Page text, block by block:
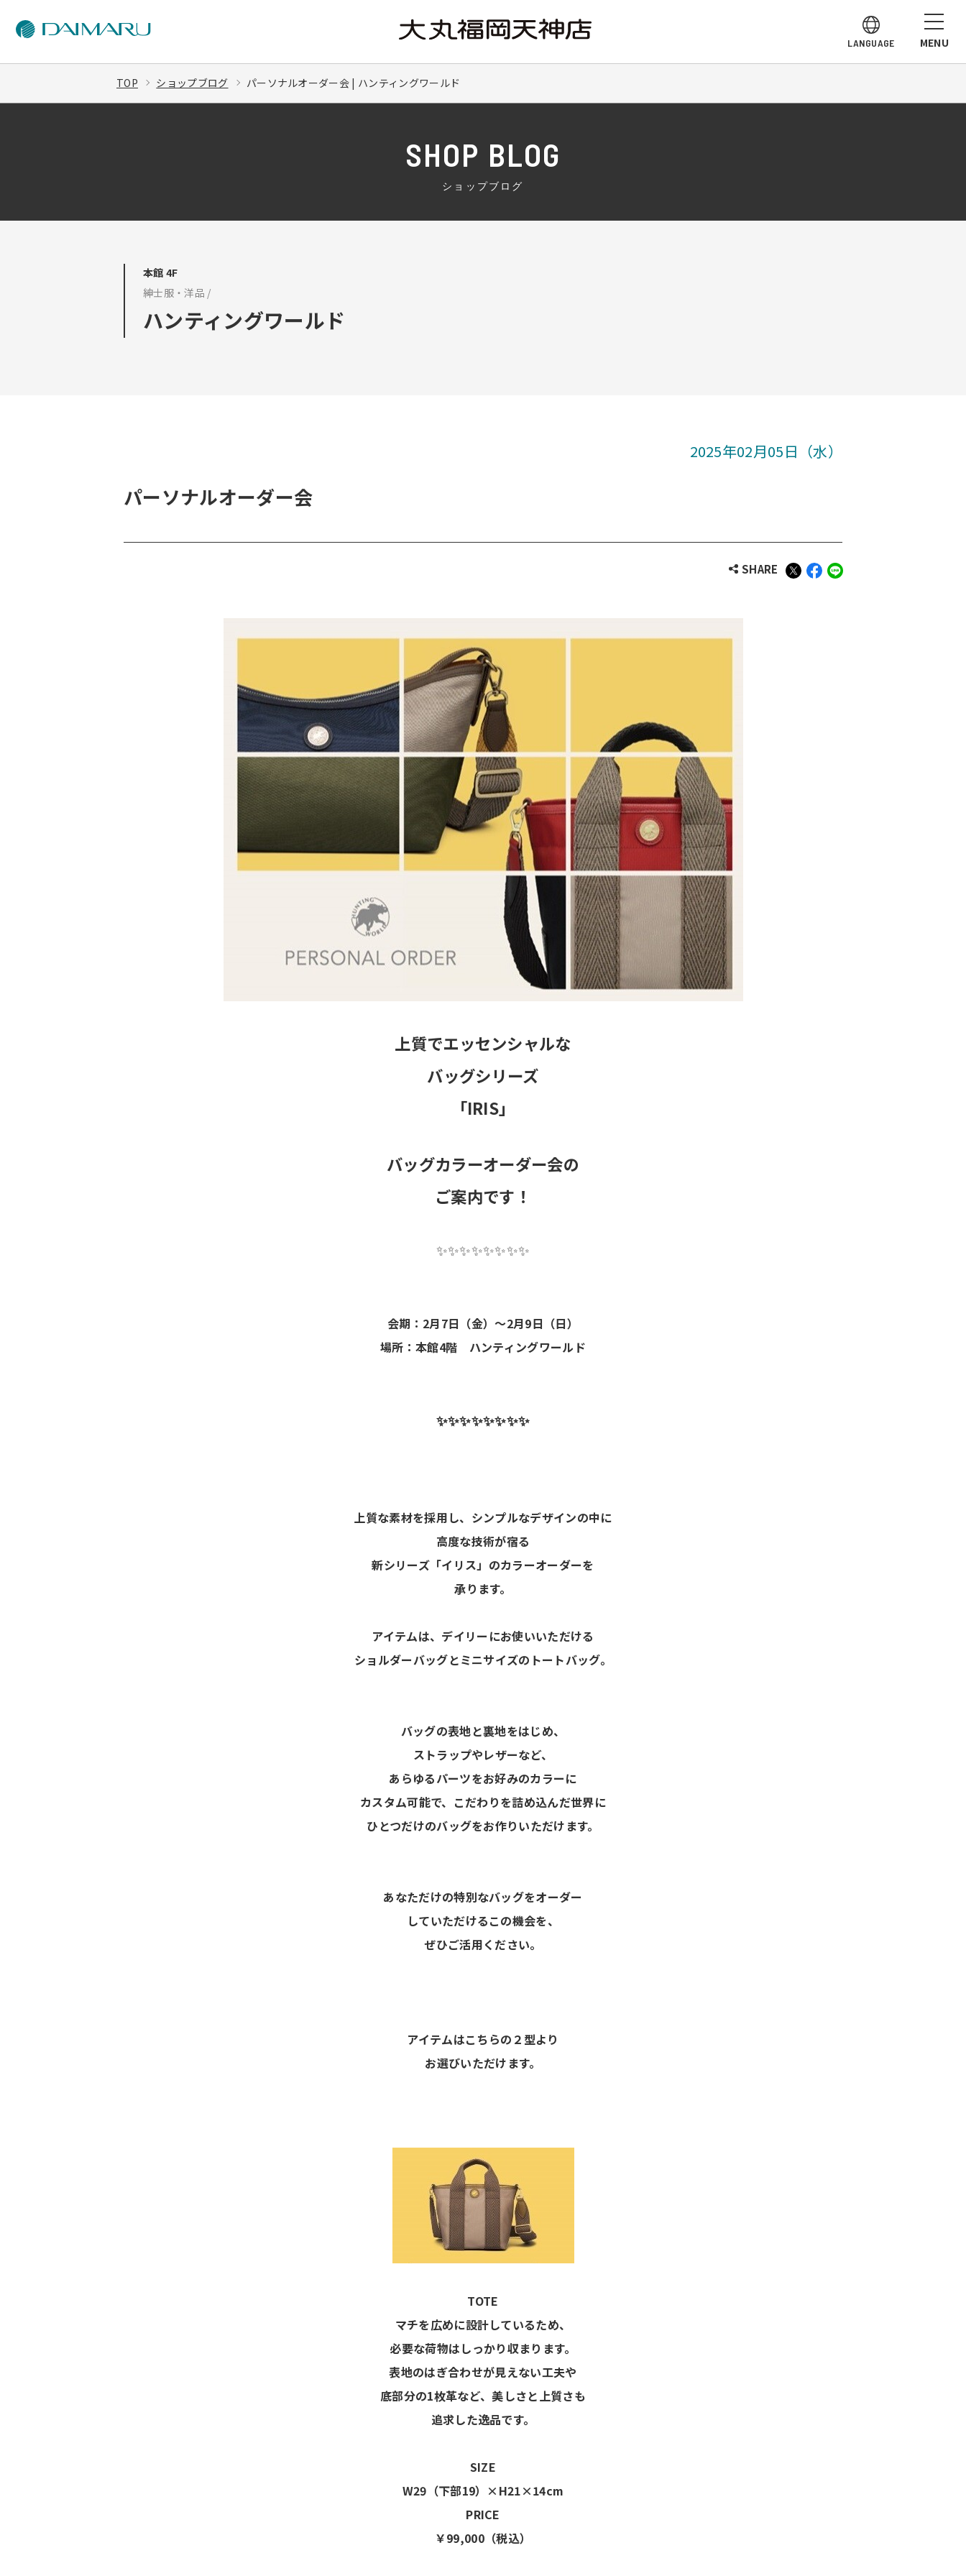
LANGUAGE MENU
TOP ショップブログ パーソナルオーダー会 | ハンティングワールド
SHOP BLOG
ショップブログ
本館 4F
紳士服・洋品 /
ハンティングワールド
2025年02月05日（水）
パーソナルオーダー会
SHARE
上質でエッセンシャルな
バッグシリーズ
「IRIS」
バッグカラーオーダー会の
ご案内です！
✨✨✨✨✨✨✨✨
会期：2月7日（金）～2月9日（日）
場所：本館4階 ハンティングワールド
✨✨✨✨✨✨✨✨
上質な素材を採用し、シンプルなデザインの中に
高度な技術が宿る
新シリーズ「イリス」のカラーオーダーを
承ります。
アイテムは、デイリーにお使いいただける
ショルダーバッグとミニサイズのトートバッグ。
バッグの表地と裏地をはじめ、
ストラップやレザーなど、
あらゆるパーツをお好みのカラーに
カスタム可能で、こだわりを詰め込んだ世界に
ひとつだけのバッグをお作りいただけます。
あなただけの特別なバッグをオーダー
していただけるこの機会を、
ぜひご活用ください。
アイテムはこちらの２型より
お選びいただけます。
TOTE
マチを広めに設計しているため、
必要な荷物はしっかり収まります。
表地のはぎ合わせが見えない工夫や
底部分の1枚革など、美しさと上質さも
追求した逸品です。
SIZE
W29（下部19）×H21×14cm
PRICE
￥99,000（税込）